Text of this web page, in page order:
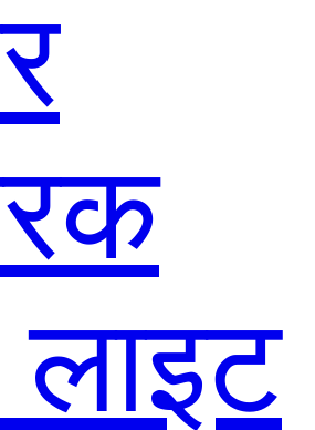
लाइट